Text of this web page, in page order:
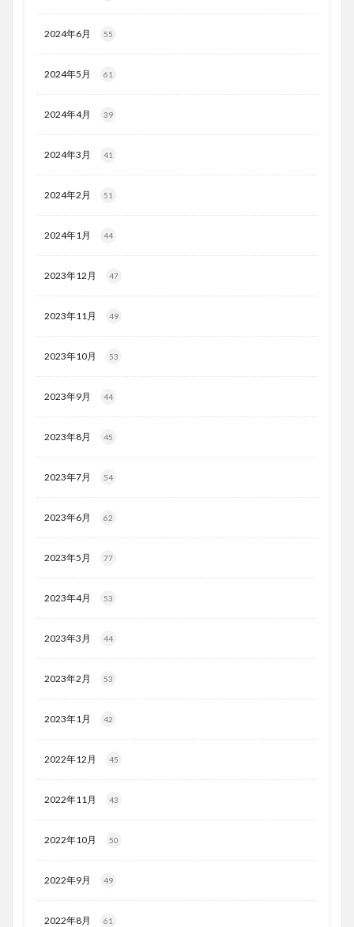
2024年6月 55
2024年5月 61
2024年4月 39
2024年3月 41
2024年2月 51
2024年1月 44
2023年12月 47
2023年11月 49
2023年10月 53
2023年9月 44
2023年8月 45
2023年7月 54
2023年6月 62
2023年5月 77
2023年4月 53
2023年3月 44
2023年2月 53
2023年1月 42
2022年12月 45
2022年11月 43
2022年10月 50
2022年9月 49
2022年8月 61